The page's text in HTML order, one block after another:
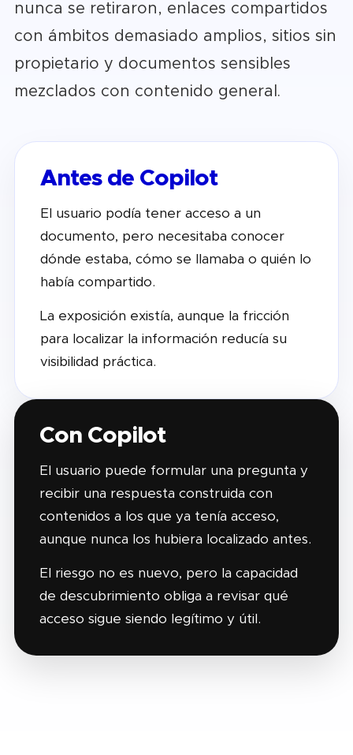
nunca se retiraron, enlaces compartidos
con ámbitos demasiado amplios, sitios sin
propietario y documentos sensibles
mezclados con contenido general.
Antes de Copilot
El usuario podía tener acceso a un
documento, pero necesitaba conocer
dónde estaba, cómo se llamaba o quién lo
había compartido.
La exposición existía, aunque la fricción
para localizar la información reducía su
visibilidad práctica.
Con Copilot
El usuario puede formular una pregunta y
recibir una respuesta construida con
contenidos a los que ya tenía acceso,
aunque nunca los hubiera localizado antes.
El riesgo no es nuevo, pero la capacidad
de descubrimiento obliga a revisar qué
acceso sigue siendo legítimo y útil.